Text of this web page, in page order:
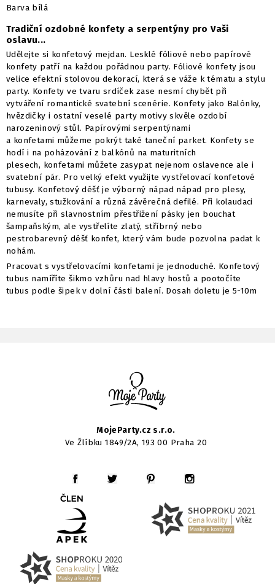
Barva bílá
Tradiční ozdobné konfety a serpentýny pro Vaši
oslavu...
Udělejte si konfetový mejdan. Lesklé fóliové nebo papírové
konfety patří na každou pořádnou party. Fóliové konfety jsou
velice efektní stolovou dekorací, která se váže k tématu a stylu
party. Konfety ve tvaru srdíček zase nesmí chybět při
vytváření romantické svatební scenérie. Konfety jako Balónky,
hvězdičky i ostatní veselé party motivy skvěle ozdobí
narozeninový stůl. Papírovými serpentýnami
a konfetami můžeme pokrýt také taneční parket. Konfety se
hodí i na poházování z balkónů na maturitních
plesech, konfetami můžete zasypat nejenom oslavence ale i
svatební pár. Pro velký efekt využijte vystřelovací konfetové
tubusy. Konfetový déšť je výborný nápad nápad pro plesy,
karnevaly, stužkování a různá závěrečná defilé. Při kolaudaci
nemusíte při slavnostním přestřižení pásky jen bouchat
šampaňským, ale vystřelíte zlatý, stříbrný nebo
pestrobarevný déšť konfet, který vám bude pozvolna padat k
nohám.
Pracovat s vystřelovacími konfetami je jednoduché. Konfetový
tubus namíříte šikmo vzhůru nad hlavy hostů a pootočíte
tubus podle šipek v dolní části balení. Dosah doletu je 5-10m
MojeParty.cz s.r.o.
Ve Žlíbku 1849/2A, 193 00 Praha 20